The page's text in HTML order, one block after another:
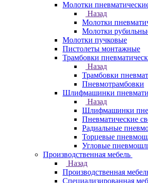
Молотки
Назад
Молотки
Молотки
Молотки пучковые
Пистолеты монтажные
Трамбовки
Назад
Трамбовки
Пневмотрамбовки
Шлифмашинки
Назад
Шлифмашинки
Пневматические
Радиальные
Торцевые
Угловые
Производственная мебель
Назад
Производственная
Cпециализированная